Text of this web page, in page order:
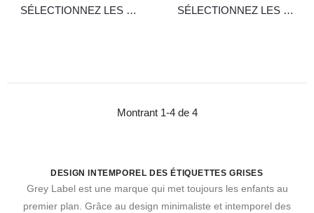
Montrant 1-4 de 4
DESIGN INTEMPOREL DES ÉTIQUETTES GRISES
Grey Label est une marque qui met toujours les enfants au
premier plan. Grâce au design minimaliste et intemporel des